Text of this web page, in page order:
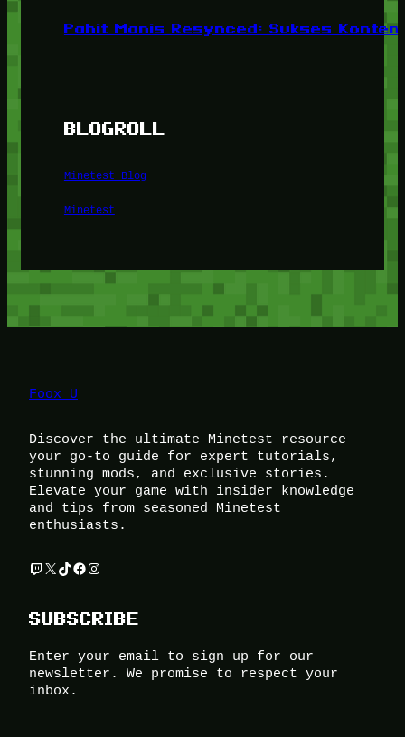
Pahit Manis Resynced: Sukses
BLOGROLL
Minetest Blog
Minetest
Foox U
Discover the ultimate Minetest resource –
your go-to guide for expert tutorials,
stunning mods, and exclusive stories.
Elevate your game with insider knowledge
and tips from seasoned Minetest
enthusiasts.
Twitch X TikTok Facebook Instagram
SUBSCRIBE
Enter your email to sign up for our
newsletter. We promise to respect your
inbox.